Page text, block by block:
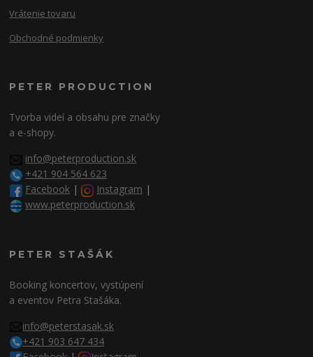
Vrátenie tovaru
Obchodné podmienky
PETER PRODUCTION
Tvorba videí a obsahu pre značky
a e-shopy.
info@peterproduction.sk
+421 904 564 623
Facebook | Instagram |
www.peterproduction.sk
PETER STAŠÁK
Booking koncertov, vystúpení
a eventov Petra Stašáka.
info@peterstasak.sk
+421 903 647 434